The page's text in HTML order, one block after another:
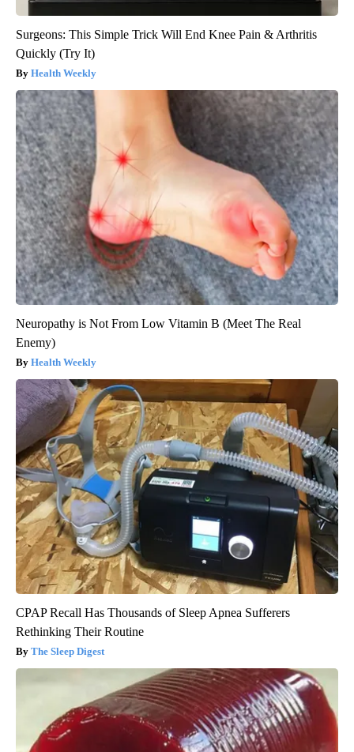
Surgeons: This Simple Trick Will End Knee Pain & Arthritis
Quickly (Try It)
Health Weekly
Neuropathy is Not From Low Vitamin B (Meet The Real
Enemy)
Health Weekly
CPAP Recall Has Thousands of Sleep Apnea Sufferers
Rethinking Their Routine
The Sleep Digest